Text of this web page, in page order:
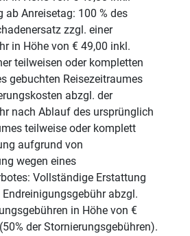
ab Anreisetag: 100 % des
zzgl. einer
in Höhe von € 49,00 inkl.
teilweisen oder kompletten
gebuchten Reisezeitraumes
abzgl. der
nach Ablauf des ursprünglich
teilweise oder komplett
aufgrund von
wegen eines
Vollständige Erstattung
abzgl.
in Höhe von €
der Stornierungsgebühren).